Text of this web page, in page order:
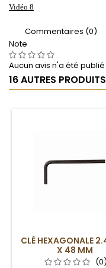
Vidéo 8
Commentaires (0)
Note
Aucun avis n'a été
16 AUTRES
CLÉ HEXAGONALE
X 48 MM
(0)